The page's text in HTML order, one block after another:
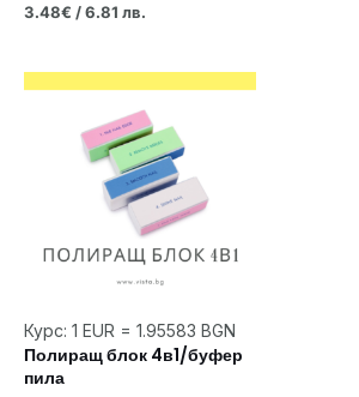
3.48€ / 6.81 лв.
Курс: 1 EUR = 1.95583 BGN
Полиращ блок 4в1/буфер
пила